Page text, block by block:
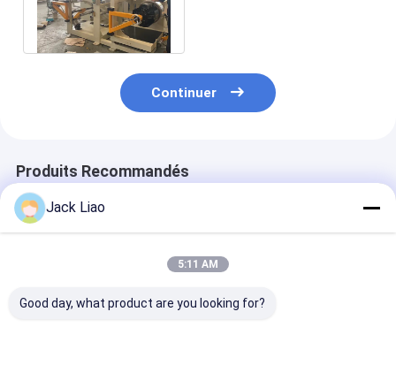
Continuer
Produits Recommandés
Jack Liao
5:11 AM
Good day, what product are you looking for?